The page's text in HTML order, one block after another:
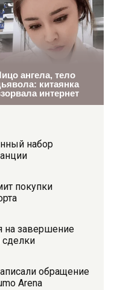
набор
покупки
на завершение
обращение
Arena